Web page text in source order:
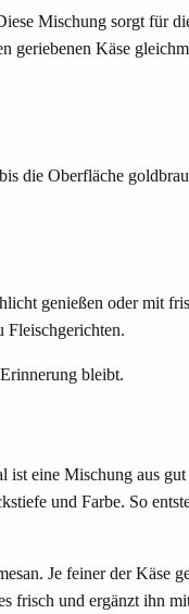
Mischung sorgt für
geriebenen Käse
die Oberfläche
genießen oder mit
Fleischgerichten.
bleibt.
eine Mischung aus
und Farbe. So
Je feiner der Käse
frisch und ergänzt ihn